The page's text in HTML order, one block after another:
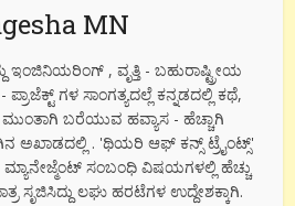
MN
ಇಂಜಿನಿಯರಿಂಗ್ , ವೃತ್ತಿ - ಬಹುರಾಷ್ಟ್ರೀಯ
ಪ್ರಾಜೆಕ್ಟ್ ಗಳ ಸಾಂಗತ್ಯದಲ್ಲೆ ಕನ್ನಡದಲ್ಲಿ ಕಥೆ,
ಬರೆಯುವ ಹವ್ಯಾಸ - ಹೆಚ್ಚಾಗಿ
ಅಖಾಡದಲ್ಲಿ . 'ಥಿಯರಿ ಆಫ್ ಕನ್ಸ್ ಟ್ರೈಂಟ್ಸ್'
ಮ್ಯಾನೇಜ್ಮೆಂಟ್ ಸಂಬಂಧಿ ವಿಷಯಗಳಲ್ಲಿ ಹೆಚ್ಚು
ಸೃಜಿಸಿದ್ದು ಲಘು ಹರಟೆಗಳ ಉದ್ದೇಶಕ್ಕಾಗಿ.